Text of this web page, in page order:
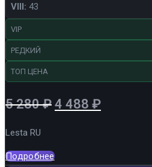
VIII: 43
VIP
РЕДКИЙ
ТОП ЦЕНА
5 280₽ Первоначальная
5
4 488 ₽Текущая
Lesta RU
Подробнее